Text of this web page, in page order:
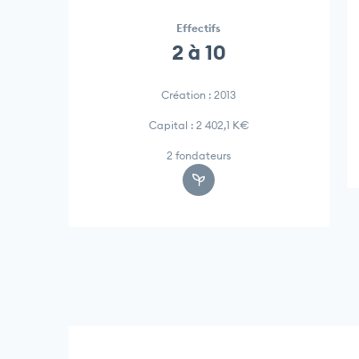
Effectifs
2 à 10
Création : 2013
Capital : 2 402,1 K€
2 fondateurs